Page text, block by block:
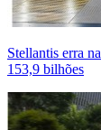
Stellantis erra
153,9 bilhões